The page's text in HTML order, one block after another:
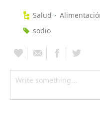
Salud
sodio